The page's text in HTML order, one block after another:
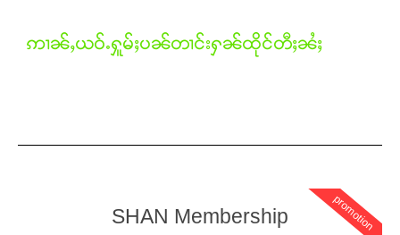
ဢၢၼ်ႇယဝ်ႉႁူမ်ႈပၼ်တၢင်းႁၼ်ထိုင်တီႈၼႆႈ
promotion
SHAN Membership